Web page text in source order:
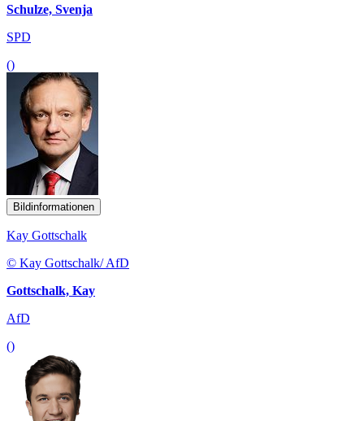
Schulze, Svenja
SPD
()
Bildinformationen
Kay Gottschalk
© Kay Gottschalk/ AfD
Gottschalk, Kay
AfD
()